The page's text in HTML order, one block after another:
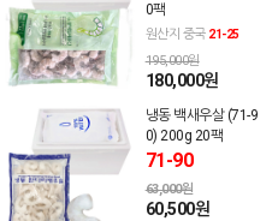
0팩
원산지 중국 21-25
195,000원
180,000원
냉동 백새우살 (71-9
0) 200g 20팩
71-90
63,000원
60,500원